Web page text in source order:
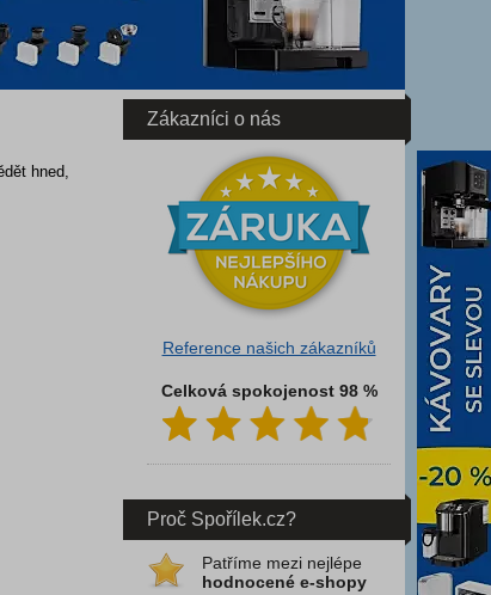
hned,
Zákazníci o nás
Reference našich zákazníků
Celková spokojenost 98 %
Proč Spořílek.cz?
Patříme mezi nejlépe
hodnocené e-shopy